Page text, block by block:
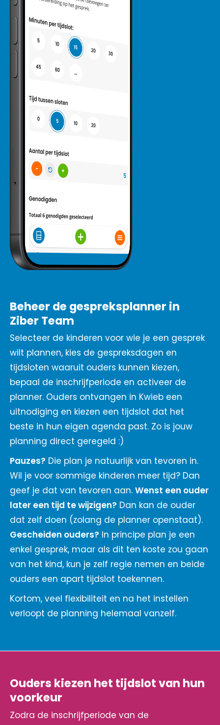
Beheer de gespreksplanner in
Ziber Team
Selecteer de kinderen voor wie je een gesprek
wilt plannen, kies de gespreksdagen en
tijdsloten waaruit ouders kunnen kiezen,
bepaal de inschrijfperiode en activeer de
planner. Ouders ontvangen in Kwieb een
uitnodiging en kiezen een tijdslot dat het
beste in hun eigen agenda past. Zo is jouw
planning direct geregeld :)
Pauzes? Die plan je natuurlijk van tevoren in.
Wil je voor sommige kinderen meer tijd? Dan
geef je dat van tevoren aan. Wenst een ouder
later een tijd te wijzigen? Dan kan de ouder
dat zelf doen (zolang de planner openstaat).
Gescheiden ouders? In principe plan je een
enkel gesprek, maar als dit ten koste zou gaan
van het kind, kun je zelf regie nemen en beide
ouders een apart tijdslot toekennen.
Kortom, veel flexibiliteit en na het instellen
verloopt de planning helemaal vanzelf.
Ouders kiezen het tijdslot van hun
voorkeur
Zodra de inschrijfperiode van de